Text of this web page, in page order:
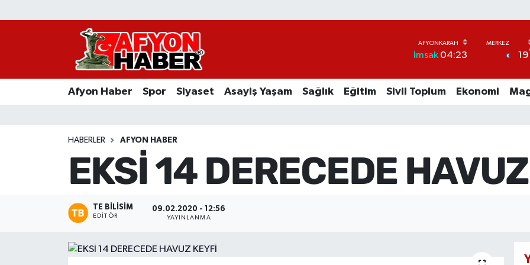
İmsak04:23 19
Afyon Haber Spor Siyaset Asayiş Yaşam Sağlık Eğitim Sivil Toplum Ekonomi
HABERLER AFYON HABER
EKSİ 14 DERECEDE
TE BILISIM
EDITÖR
09.02.2020 - 12:56
YAYINLANMA
Afyon Haber
Asayiş Yaşam
Sivil Toplum